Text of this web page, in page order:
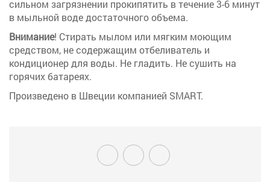
сильном загрязнении прокипятить в течение 3-6 минут
в мыльной воде достаточного объема.
Внимание! Стирать мылом или мягким моющим
средством, не содержащим отбеливатель и
кондиционер для воды. Не гладить. Не сушить на
горячих батареях.
Произведено в Швеции компанией SMART.